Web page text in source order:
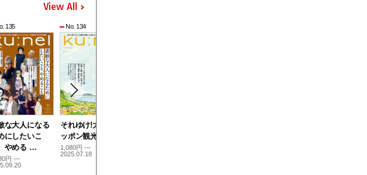
View All
135
な大人になる
にしたいこ
やめる …
円 —
No. 134
それゆけ!大人のニ
ッポン観光
1,080円 —
2025.07.18